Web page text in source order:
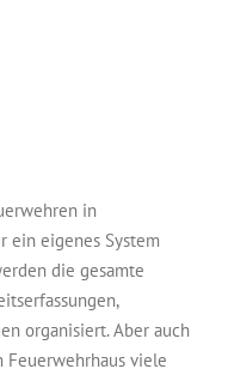
in
ein eigenes System
die gesamte
organisiert. Aber auch
Feuerwehrhaus viele